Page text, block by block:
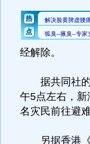
经解除。
据共同社的
午5点左右，
名灾民前往避难
另据香港《